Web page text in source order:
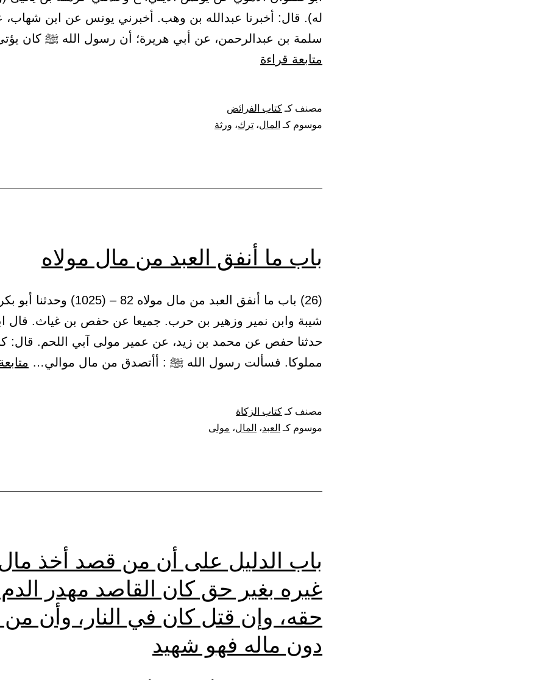
له). قال: أخبرنا عبدالله بن وهب. أخبرني يونس عن ابن شهاب،
سلمة بن عبدالرحمن، عن أبي هريرة؛ أن رسول الله ﷺ كان
متابعة قراءة
مالا
مصنف كـ كتاب الفرائض
موسوم كـ المال، ترك، ورثة
باب ما أنفق العبد من مال مولاه
(26) باب ما أنفق العبد من مال مولاه 82 –
شيبة وابن نمير وزهير بن حرب. جميعا عن حفص بن غياث. قال
حدثنا حفص عن محمد بن زيد، عن عمير مولى آبي اللحم. قال:
مملوكا. فسألت رسول الله ﷺ : أأتصدق من مال موالي…
مصنف كـ كتاب الزكاة
موسوم كـ العبد، المال، مولى
باب الدليل على أن من قصد أخذ
غيره بغير حق كان القاصد مهدر
حقه، وإن قتل كان في النار، وأن
دون ماله فهو شهيد